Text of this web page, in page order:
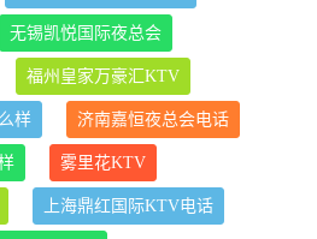
无锡凯悦国际夜总会
福州皇家万豪汇KTV
样 济南嘉恒夜总会电话
雾里花KTV
上海鼎红国际KTV电话